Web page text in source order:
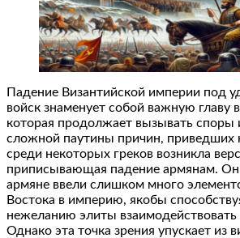
Падение Византийской империи под
войск знаменует собой важную главу
которая продолжает вызывать споры
сложной паутины причин, приведших
среди некоторых греков возникла
приписывающая падение армянам.
армяне ввели слишком много
Востока в империю, якобы
нежеланию элиты взаимодействовать
Однако эта точка зрения упускает из